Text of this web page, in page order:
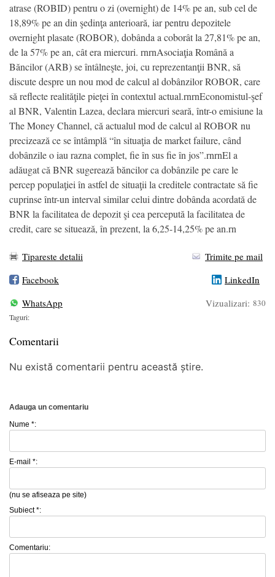
atrase (ROBID) pentru o zi (overnight) de 14% pe an, sub cel de
18,89% pe an din şedinţa anterioară, iar pentru depozitele
overnight plasate (ROBOR), dobânda a coborât la 27,81% pe an,
de la 57% pe an, cât era miercuri. rnrnAsociaţia Română a
Băncilor (ARB) se întâlneşte, joi, cu reprezentanţii BNR, să
discute despre un nou mod de calcul al dobânzilor ROBOR, care
să reflecte realităţile pieţei în contextul actual.rnrnEconomistul-şef
al BNR, Valentin Lazea, declara miercuri seară, într-o emisiune la
The Money Channel, că actualul mod de calcul al ROBOR nu
precizează ce se întâmplă “în situaţia de market failure, când
dobânzile o iau razna complet, fie în sus fie în jos”.rnrnEl a
adăugat că BNR sugerează băncilor ca dobânzile pe care le
percep populaţiei în astfel de situaţii la creditele contractate să fie
cuprinse într-un interval similar celui dintre dobânda acordată de
BNR la facilitatea de depozit şi cea percepută la facilitatea de
credit, care se situează, în prezent, la 6,25-14,25% pe an.rn
Tipareste detalii
Trimite pe mail
Facebook
LinkedIn
WhatsApp
Vizualizari: 830
Taguri:
Comentarii
Nu există comentarii pentru această știre.
Adauga un comentariu
Nume *:
E-mail *:
(nu se afiseaza pe site)
Subiect *:
Comentariu: